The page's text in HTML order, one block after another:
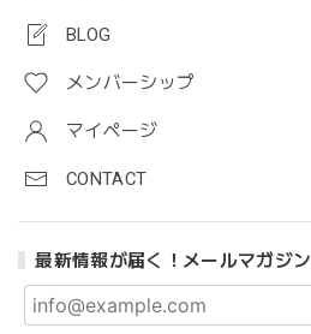
BLOG
メンバーシップ
マイページ
CONTACT
最新情報が届く！メールマガジン